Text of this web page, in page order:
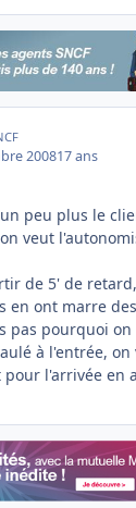
200817 ans
peu plus le
veut
de 5' de
en ont marre
pas pourquoi
à l'entrée, on
l'arrivée en